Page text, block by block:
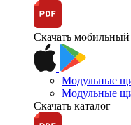
Скачать мобильный
Модульные
Модульные
Скачать каталог